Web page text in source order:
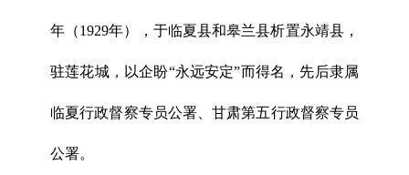
年（1929年），于临夏县和皋兰县析置永靖县，
驻莲花城，以企盼“永远安定”而得名，先后隶属
临夏行政督察专员公署、甘肃第五行政督察专员
公署。